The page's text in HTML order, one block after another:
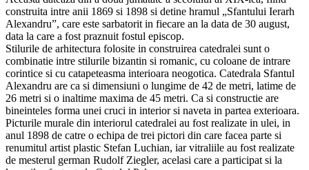
construita intre anii 1869 si 1898 si detine hramul „Sfantului Ierarh
Alexandru”, care este sarbatorit in fiecare an la data de 30 august,
data la care a fost praznuit fostul episcop.
Stilurile de arhitectura folosite in construirea catedralei sunt o
combinatie intre stilurile bizantin si romanic, cu coloane de intrare
corintice si cu catapeteasma interioara neogotica. Catedrala Sfantul
Alexandru are ca si dimensiuni o lungime de 42 de metri, latime de
26 metri si o inaltime maxima de 45 metri. Ca si constructie are
bineinteles forma unei cruci in interior si naveta in partea exterioara.
Picturile murale din interiorul catedralei au fost realizate in ulei, in
anul 1898 de catre o echipa de trei pictori din care facea parte si
renumitul artist plastic Stefan Luchian, iar vitraliile au fost realizate
de mesterul german Rudolf Ziegler, acelasi care a participat si la